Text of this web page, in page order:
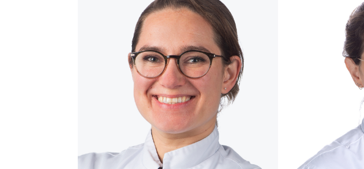
Consulent: